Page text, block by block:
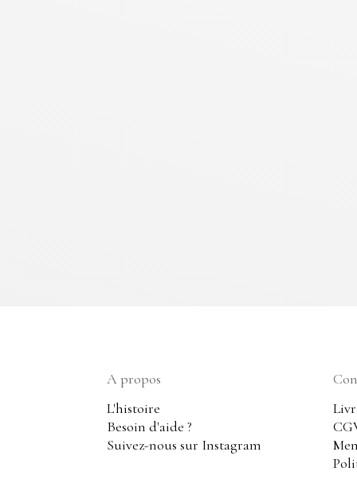
A propos
L'histoire
Besoin d'aide ?
Suivez-nous sur Instagram